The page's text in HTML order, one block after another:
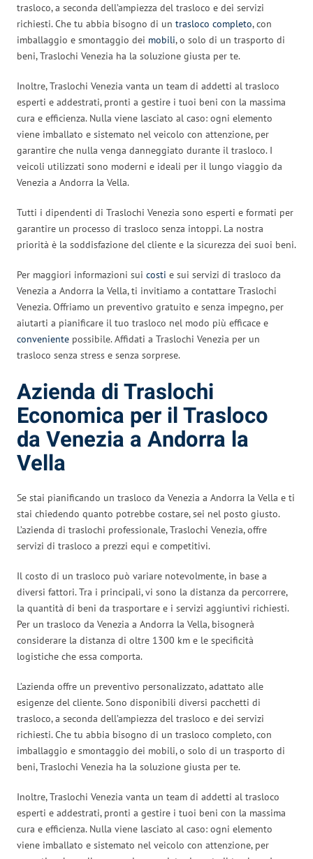
trasloco, a seconda dell’ampiezza del trasloco e dei servizi
richiesti. Che tu abbia bisogno di un trasloco completo, con
imballaggio e smontaggio dei mobili, o solo di un trasporto di
beni, Traslochi Venezia ha la soluzione giusta per te.
Inoltre, Traslochi Venezia vanta un team di addetti al trasloco
esperti e addestrati, pronti a gestire i tuoi beni con la massima
cura e efficienza. Nulla viene lasciato al caso: ogni elemento
viene imballato e sistemato nel veicolo con attenzione, per
garantire che nulla venga danneggiato durante il trasloco. I
veicoli utilizzati sono moderni e ideali per il lungo viaggio da
Venezia a Andorra la Vella.
Tutti i dipendenti di Traslochi Venezia sono esperti e formati per
garantire un processo di trasloco senza intoppi. La nostra
priorità è la soddisfazione del cliente e la sicurezza dei suoi beni.
Per maggiori informazioni sui costi e sui servizi di trasloco da
Venezia a Andorra la Vella, ti invitiamo a contattare Traslochi
Venezia. Offriamo un preventivo gratuito e senza impegno, per
aiutarti a pianificare il tuo trasloco nel modo più efficace e
conveniente possibile. Affidati a Traslochi Venezia per un
trasloco senza stress e senza sorprese.
Azienda di Traslochi
Economica per il Trasloco
da Venezia a Andorra la
Vella
Se stai pianificando un trasloco da Venezia a Andorra la Vella e ti
stai chiedendo quanto potrebbe costare, sei nel posto giusto.
L’azienda di traslochi professionale, Traslochi Venezia, offre
servizi di trasloco a prezzi equi e competitivi.
Il costo di un trasloco può variare notevolmente, in base a
diversi fattori. Tra i principali, vi sono la distanza da percorrere,
la quantità di beni da trasportare e i servizi aggiuntivi richiesti.
Per un trasloco da Venezia a Andorra la Vella, bisognerà
considerare la distanza di oltre 1300 km e le specificità
logistiche che essa comporta.
L’azienda offre un preventivo personalizzato, adattato alle
esigenze del cliente. Sono disponibili diversi pacchetti di
trasloco, a seconda dell’ampiezza del trasloco e dei servizi
richiesti. Che tu abbia bisogno di un trasloco completo, con
imballaggio e smontaggio dei mobili, o solo di un trasporto di
beni, Traslochi Venezia ha la soluzione giusta per te.
Inoltre, Traslochi Venezia vanta un team di addetti al trasloco
esperti e addestrati, pronti a gestire i tuoi beni con la massima
cura e efficienza. Nulla viene lasciato al caso: ogni elemento
viene imballato e sistemato nel veicolo con attenzione, per